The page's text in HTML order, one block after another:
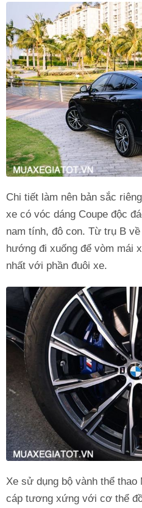
Chi tiết làm nên bản sắc
xe có vóc dáng Coupe độc
nam tính, đô con. Từ trụ B
hướng đi xuống để vòm mái
nhất với phần đuôi xe.
Xe sử dụng bộ vành thể
cáp tương xứng với cơ thể